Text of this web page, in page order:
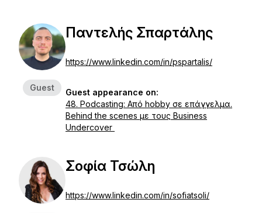
Guest
Παντελής Σπαρτάλης
https://www.linkedin.com/in/pspartalis/
Guest appearance on:
48. Podcasting: Από hobby σε επάγγελμα.
Behind the scenes με τους Business
Undercover
Σοφία Τσώλη
https://www.linkedin.com/in/sofiatsoli/